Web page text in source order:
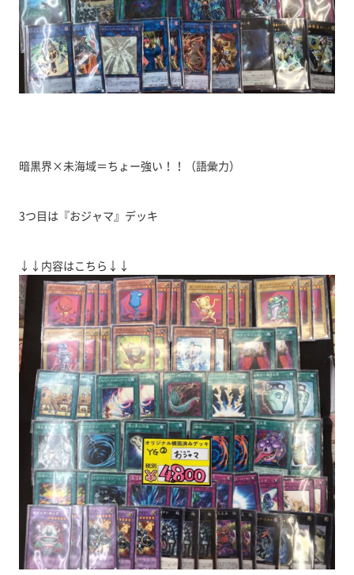
暗黒界×未海域＝ちょー強い！！（語彙力）
3つ目は『おジャマ』デッキ
↓↓内容はこちら↓↓